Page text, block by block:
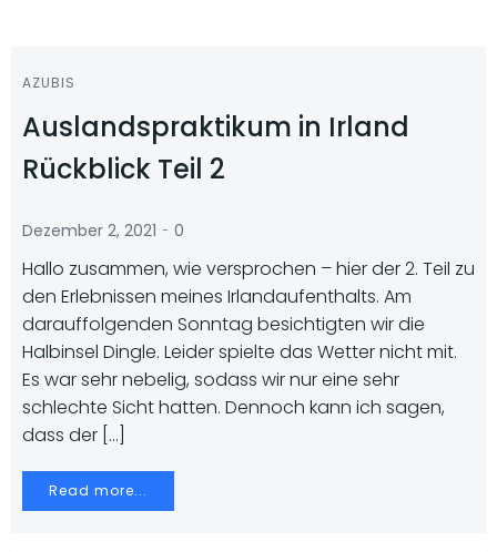
AZUBIS
Auslandspraktikum in Irland
Rückblick Teil 2
Dezember 2, 2021 - 0
Hallo zusammen, wie versprochen – hier der 2. Teil zu
den Erlebnissen meines Irlandaufenthalts. Am
darauffolgenden Sonntag besichtigten wir die
Halbinsel Dingle. Leider spielte das Wetter nicht mit.
Es war sehr nebelig, sodass wir nur eine sehr
schlechte Sicht hatten. Dennoch kann ich sagen,
dass der […]
Read more...